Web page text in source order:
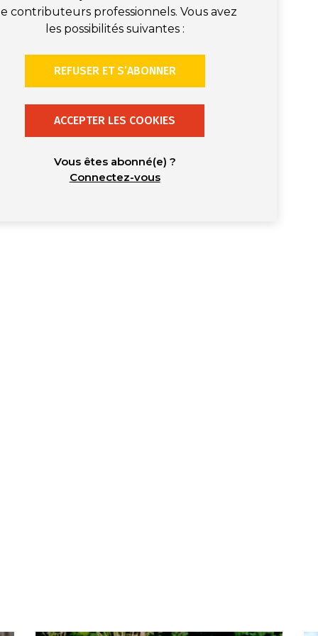
contributeurs professionnels. Vous avez
les possibilités suivantes :
REFUSER ET S’ABONNER
ACCEPTER LES COOKIES
Vous êtes abonné(e) ?
Connectez-vous